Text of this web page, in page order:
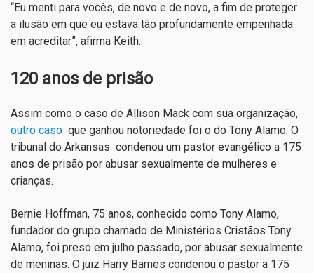
“Eu menti para vocês, de novo e de novo, a fim de proteger
a ilusão em que eu estava tão profundamente empenhada
em acreditar”, afirma Keith.
120 anos de prisão
Assim como o caso de Allison Mack com sua organização,
outro caso que ganhou notoriedade foi o do Tony Alamo. O
tribunal do Arkansas condenou um pastor evangélico a 175
anos de prisão por abusar sexualmente de mulheres e
crianças.
Bernie Hoffman, 75 anos, conhecido como Tony Alamo,
fundador do grupo chamado de Ministérios Cristãos Tony
Alamo, foi preso em julho passado, por abusar sexualmente
de meninas. O juiz Harry Barnes condenou o pastor a 175